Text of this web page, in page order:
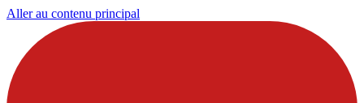
Aller au contenu principal